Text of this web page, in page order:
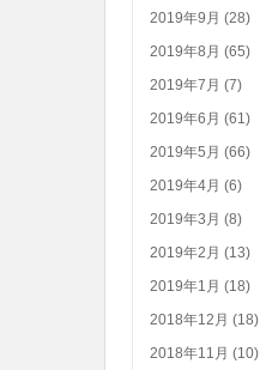
2019年9月 (28)
2019年8月 (65)
2019年7月 (7)
2019年6月 (61)
2019年5月 (66)
2019年4月 (6)
2019年3月 (8)
2019年2月 (13)
2019年1月 (18)
2018年12月 (18)
2018年11月 (10)